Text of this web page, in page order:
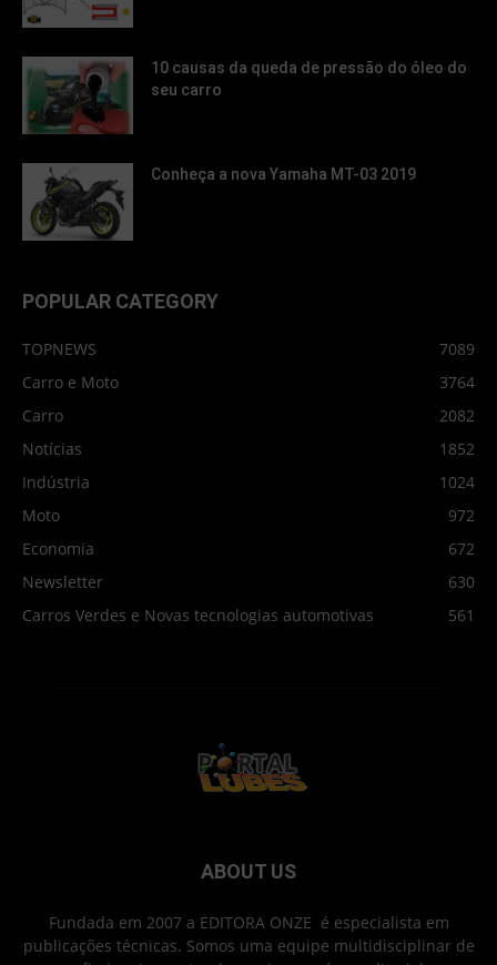
10 causas da queda de pressão do óleo do
seu carro
Conheça a nova Yamaha MT-03 2019
POPULAR CATEGORY
TOPNEWS
7089
Carro e Moto
3764
Carro
2082
Notícias
1852
Indústria
1024
Moto
972
Economia
672
Newsletter
630
Carros Verdes e Novas tecnologias automotivas
561
ABOUT US
Fundada em 2007 a EDITORA ONZE é especialista em
publicações técnicas. Somos uma equipe multidisciplinar de